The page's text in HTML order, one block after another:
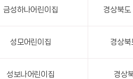
금성하나어린이집 경상북
성모어린이집 경상
성보나어린이집 경상